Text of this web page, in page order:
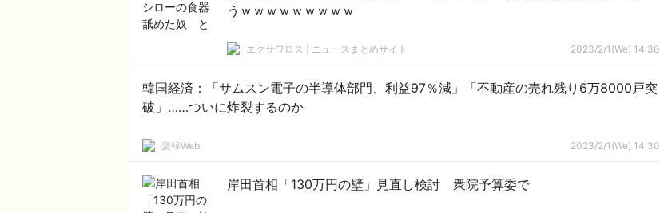
うｗｗｗｗｗｗｗｗｗ
エクサワロス | ニュースまとめサイト 2023/2/1(We) 14:30
韓国経済：「サムスン電子の半導体部門、利益97％減」「不動産の売れ残り6万8000戸突
破」……ついに炸裂するのか
楽韓Web 2023/2/1(We) 14:30
岸田首相「130万円の壁」見直し検討 衆院予算委で